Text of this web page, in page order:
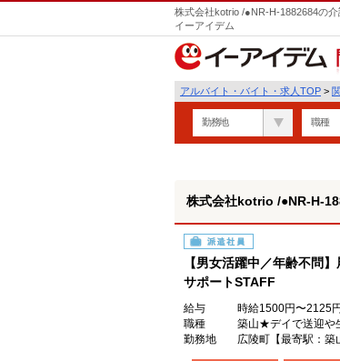
株式会社kotrio /●NR-H-1882684の
イーアイデム
アルバイト・バイト・求人TOP >
勤務地 職種
株式会社kotrio /●NR-H-
派遣社員
【男女活躍中／年齢不問
サポートSTAFF
給与
時給1500円〜2125
職種
築山★デイで送迎や
勤務地
広陵町【最寄駅：築